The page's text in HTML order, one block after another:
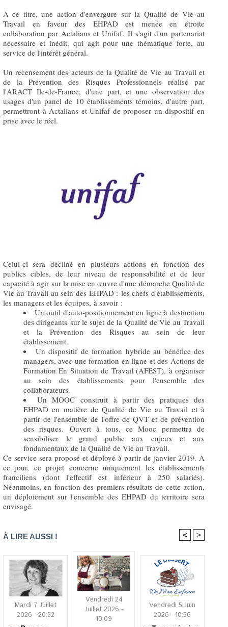
A ce titre, une action d'envergure sur la Qualité de Vie au
Travail en faveur des EHPAD est menée en étroite
collaboration par Actalians et Unifaf. Il s'agit d'un partenariat
nécessaire et inédit, qui agit pour une thématique forte, au
service de l'intérêt général.
Un recensement des acteurs de la Qualité de Vie au Travail et
de la Prévention des Risques Professionnels réalisé par
l'ARACT Ile-de-France, d'une part, et une observation des
usages d'un panel de 10 établissements témoins, d'autre part,
permettront à Actalians et Unifaf de proposer un dispositif en
prise avec le réel.
Celui-ci sera décliné en plusieurs actions en fonction des
publics cibles, de leur niveau de responsabilité et de leur
capacité à agir sur la mise en œuvre d'une démarche Qualité de
Vie au Travail au sein des EHPAD : les chefs d'établissements,
les managers et les équipes, à savoir :
Un outil d'auto-positionnement en ligne à destination
des dirigeants sur le sujet de la Qualité de Vie au Travail
et la Prévention des Risques au sein de leur
établissement.
Un dispositif de formation hybride au bénéfice des
managers, avec une formation en ligne et des Actions de
Formation En Situation de Travail (AFEST), à organiser
au sein des établissements pour l'ensemble des
collaborateurs.
Un MOOC construit à partir des pratiques des
EHPAD en matière de Qualité de Vie au Travail et à
partir de l'ensemble de l'offre de QVT et de prévention
des risques. Ouvert à tous, ce Mooc permettra de
sensibiliser le grand public aux enjeux et aux
fondamentaux de la Qualité de Vie au Travail.
Ce service sera proposé et déployé à partir de janvier 2019. A
ce jour, ce projet concerne uniquement les établissements
franciliens (dont l'effectif est inférieur à 250 salariés).
Néanmoins, en fonction des premiers résultats de cette action,
un déploiement sur l'ensemble des EHPAD du territoire sera
envisagé.
À LIRE AUSSI ! < >
Mardi 7 Juillet
2026 - 20:52
Vendredi 24
Juillet 2026 -
10:09
Vendredi 5 Juin
2026 - 10:56